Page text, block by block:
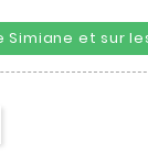
et sur